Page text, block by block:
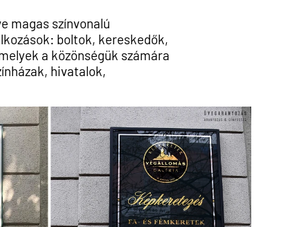
magas színvonalú
boltok, kereskedők,
a közönségük számára
hivatalok,